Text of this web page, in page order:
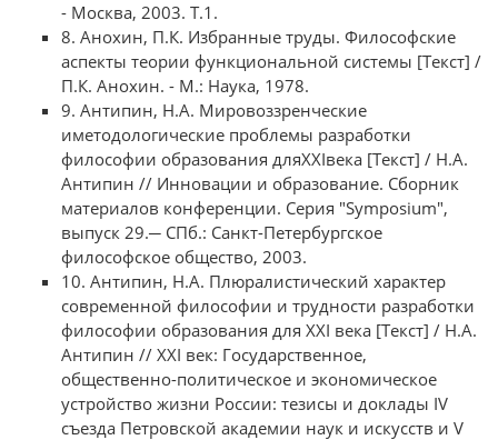
- Москва, 2003. Т.1.
8. Анохин, П.К. Избранные труды. Философские
аспекты теории функциональной системы [Текст] /
П.К. Анохин. - М.: Наука, 1978.
9. Антипин, Н.А. Мировоззренческие
иметодологические проблемы разработки
философии образования дляХХIвека [Текст] / Н.А.
Антипин // Инновации и образование. Сборник
материалов конференции. Серия "Symposium",
выпуск 29.─ СПб.: Санкт-Петербургское
философское общество, 2003.
10. Антипин, Н.А. Плюралистический характер
современной философии и трудности разработки
философии образования для XXI века [Текст] / Н.А.
Антипин // XXI век: Государственное,
общественно-политическое и экономическое
устройство жизни России: тезисы и доклады IV
съезда Петровской академии наук и искусств и V